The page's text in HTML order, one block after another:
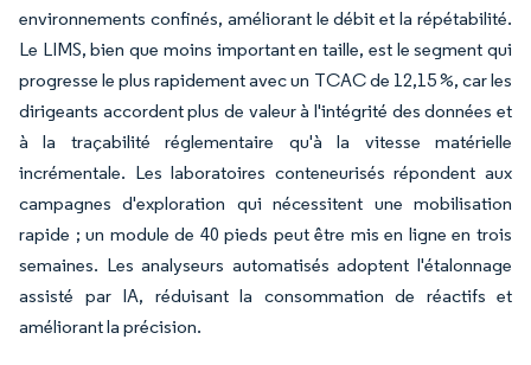
environnements confinés, améliorant le débit et la répétabilité.
Le LIMS, bien que moins important en taille, est le segment qui
progresse le plus rapidement avec un TCAC de 12,15 %, car les
dirigeants accordent plus de valeur à l'intégrité des données et
à la traçabilité réglementaire qu'à la vitesse matérielle
incrémentale. Les laboratoires conteneurisés répondent aux
campagnes d'exploration qui nécessitent une mobilisation
rapide ; un module de 40 pieds peut être mis en ligne en trois
semaines. Les analyseurs automatisés adoptent l'étalonnage
assisté par IA, réduisant la consommation de réactifs et
améliorant la précision.